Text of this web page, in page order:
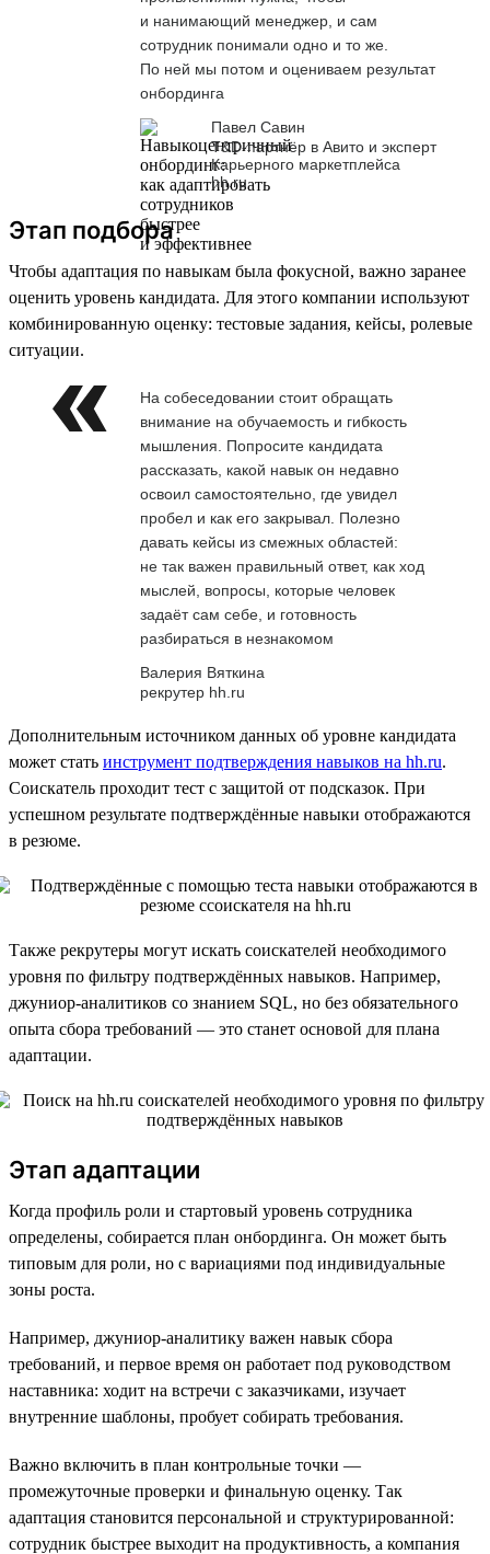
и нанимающий менеджер, и сам
сотрудник понимали одно и то же.
По ней мы потом и оцениваем результат
онбординга
Павел Савин
T&D-партнёр в Авито и эксперт
Карьерного маркетплейса
hh.ru
Этап подбора
Чтобы адаптация по навыкам была фокусной, важно заранее
оценить уровень кандидата. Для этого компании используют
комбинированную оценку: тестовые задания, кейсы, ролевые
ситуации.
На собеседовании стоит обращать
внимание на обучаемость и гибкость
мышления. Попросите кандидата
рассказать, какой навык он недавно
освоил самостоятельно, где увидел
пробел и как его закрывал. Полезно
давать кейсы из смежных областей:
не так важен правильный ответ, как ход
мыслей, вопросы, которые человек
задаёт сам себе, и готовность
разбираться в незнакомом
Валерия Вяткина
рекрутер hh.ru
Дополнительным источником данных об уровне кандидата
может стать инструмент подтверждения навыков на hh.ru.
Соискатель проходит тест с защитой от подсказок. При
успешном результате подтверждённые навыки отображаются
в резюме.
Также рекрутеры могут искать соискателей необходимого
уровня по фильтру подтверждённых навыков. Например,
джуниор-аналитиков со знанием SQL, но без обязательного
опыта сбора требований — это станет основой для плана
адаптации.
Этап адаптации
Когда профиль роли и стартовый уровень сотрудника
определены, собирается план онбординга. Он может быть
типовым для роли, но с вариациями под индивидуальные
зоны роста.
Например, джуниор-аналитику важен навык сбора
требований, и первое время он работает под руководством
наставника: ходит на встречи с заказчиками, изучает
внутренние шаблоны, пробует собирать требования.
Важно включить в план контрольные точки —
промежуточные проверки и финальную оценку. Так
адаптация становится персональной и структурированной:
сотрудник быстрее выходит на продуктивность, а компания